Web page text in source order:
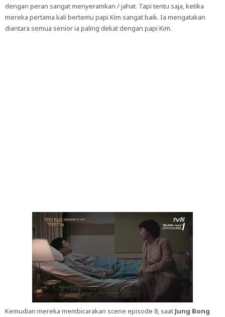
dengan peran sangat menyeramkan / jahat. Tapi tentu saja, ketika
mereka pertama kali bertemu papi Kim sangat baik. Ia mengatakan
diantara semua senior ia paling dekat dengan papi Kim.
Kemudian mereka membicarakan scene episode 8, saat Jung Bong